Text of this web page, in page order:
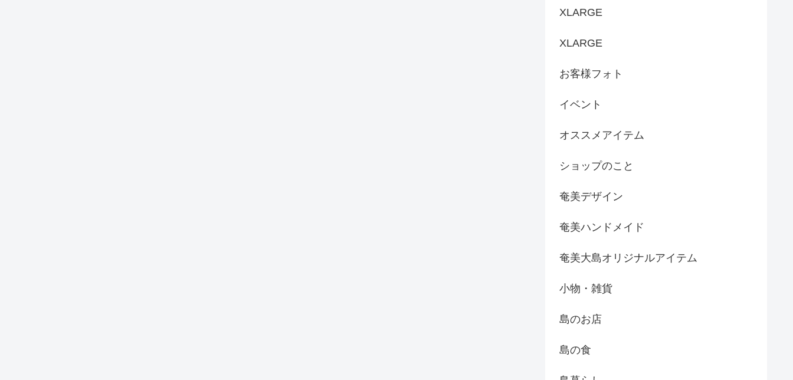
XLARGE
XLARGE
お客様フォト
イベント
オススメアイテム
ショップのこと
奄美デザイン
奄美ハンドメイド
奄美大島オリジナルアイテム
小物・雑貨
島のお店
島の食